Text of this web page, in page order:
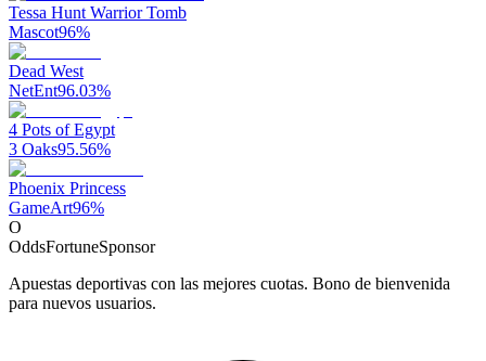
Tessa Hunt Warrior Tomb
Mascot96%
Dead West
NetEnt96.03%
4 Pots of Egypt
3 Oaks95.56%
Phoenix Princess
GameArt96%
O
OddsFortuneSponsor
Apuestas deportivas con las mejores cuotas. Bono de bienvenida
para nuevos usuarios.